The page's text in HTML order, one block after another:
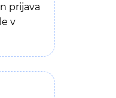
prijava
v